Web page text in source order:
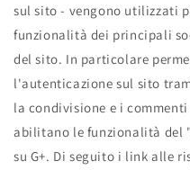
sul sito - vengono utilizzati
funzionalità dei principali
del sito. In particolare
l'autenticazione sul sito
la condivisione e i
abilitano le funzionalità del
su G+. Di seguito i link alle